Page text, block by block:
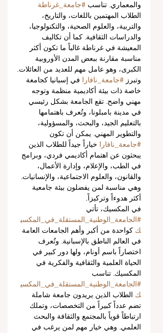
والمعماري. تناسب #جامعة_غرناطة
الطلاب المهتمين باللغات، والتاريخ،
والتربية، والعلوم الصحية، والتكنولوجيا،
والدراسات الثقافية. كما أن تكاليف
المعيشة في غرناطة غالباً ما تكون أكثر
مناسبة مقارنة ببعض المدن الأوروبية
الكبرى، وهو عامل مهم للعديد من العائلات.
وتبرز #جامعة_نافارا في إسبانيا كجامعة
خاصة ذات بيئة أكاديمية منظمة وتوجه
مهني واضح. تقع الجامعة بشكل رئيسي
في مدينة بامبلونا، وتُعرف باهتمامها
بالتعليم الجيد، والبحث، والمسؤولية،
والتطوير المهني. يمكن أن تكون
#جامعة_نافارا خياراً جيداً للطلاب الذين
يبحثون عن اهتمام أكاديمي فردي، وبرامج
في الطب، والإعلام، وإدارة الأعمال،
والقانون، والعلوم الاجتماعية، والإنسانيات.
وهي مناسبة لمن يفضلون بيئة جامعية
أكثر هدوءاً وتركيزاً.
في المكسيك، تأتي
#الجامعة_الوطنية_المستقلة_في_المكسي
ك كواحدة من أكبر وأهم الجامعات العامة
في العالم الناطق بالإسبانية. وتُعرف
اختصاراً باسم أونام، ولها دور كبير في
الحياة العلمية والثقافية والفكرية في
المكسيك. تناسب
#الجامعة_الوطنية_المستقلة_في_المكسي
ك الطلاب الذين يريدون جامعة شاملة
تضم عدداً كبيراً من التخصصات، وتملك
ارتباطاً قوياً بالمجتمع والثقافة والبحث
العلمي. وهي خيار مهم لمن يرغب في